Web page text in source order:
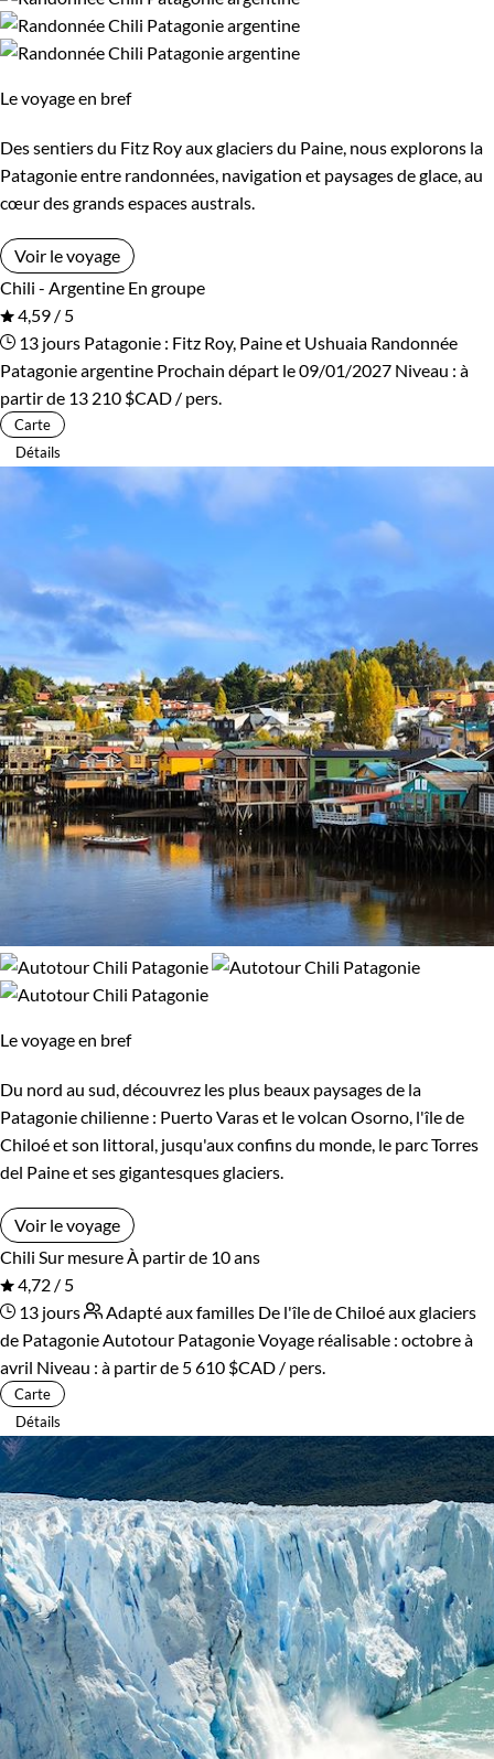
Le voyage en bref
Des sentiers du Fitz Roy aux glaciers du Paine, nous explorons la
Patagonie entre randonnées, navigation et paysages de glace, au
cœur des grands espaces australs.
Voir le voyage
Chili - Argentine En groupe
4,59 / 5
13 jours Patagonie : Fitz Roy, Paine et Ushuaia Randonnée
Patagonie argentine Prochain départ le 09/01/2027 Niveau : à
partir de 13 210 $CAD / pers.
Carte
Détails
Le voyage en bref
Du nord au sud, découvrez les plus beaux paysages de la
Patagonie chilienne : Puerto Varas et le volcan Osorno, l'île de
Chiloé et son littoral, jusqu'aux confins du monde, le parc Torres
del Paine et ses gigantesques glaciers.
Voir le voyage
Chili Sur mesure À partir de 10 ans
4,72 / 5
13 jours
Adapté aux familles De l'île de Chiloé aux glaciers
de Patagonie Autotour PatagonieVoyage réalisable : octobre à
avril Niveau : à partir de 5 610 $CAD / pers.
Carte
Détails